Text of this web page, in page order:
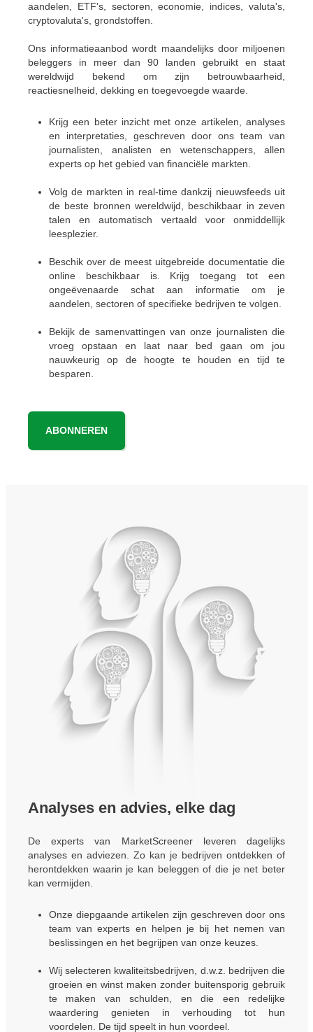
aandelen, ETF's, sectoren, economie, indices, valuta's,
cryptovaluta's, grondstoffen.
Ons informatieaanbod wordt maandelijks door miljoenen
beleggers in meer dan 90 landen gebruikt en staat
wereldwijd bekend om zijn betrouwbaarheid,
reactiesnelheid, dekking en toegevoegde waarde.
Krijg een beter inzicht met onze artikelen, analyses
en interpretaties, geschreven door ons team van
journalisten, analisten en wetenschappers, allen
experts op het gebied van financiële markten.
Volg de markten in real-time dankzij nieuwsfeeds uit
de beste bronnen wereldwijd, beschikbaar in zeven
talen en automatisch vertaald voor onmiddellijk
leesplezier.
Beschik over de meest uitgebreide documentatie die
online beschikbaar is. Krijg toegang tot een
ongeëvenaarde schat aan informatie om je
aandelen, sectoren of specifieke bedrijven te volgen.
Bekijk de samenvattingen van onze journalisten die
vroeg opstaan en laat naar bed gaan om jou
nauwkeurig op de hoogte te houden en tijd te
besparen.
ABONNEREN
Analyses en advies, elke dag
De experts van MarketScreener leveren dagelijks
analyses en adviezen. Zo kan je bedrijven ontdekken of
herontdekken waarin je kan beleggen of die je net beter
kan vermijden.
Onze diepgaande artikelen zijn geschreven door ons
team van experts en helpen je bij het nemen van
beslissingen en het begrijpen van onze keuzes.
Wij selecteren kwaliteitsbedrijven, d.w.z. bedrijven die
groeien en winst maken zonder buitensporig gebruik
te maken van schulden, en die een redelijke
waardering genieten in verhouding tot hun
voordelen. De tijd speelt in hun voordeel.